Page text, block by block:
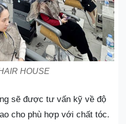
HOUSE
sẽ được tư vấn kỹ về độ
cho phù hợp với chất tóc.